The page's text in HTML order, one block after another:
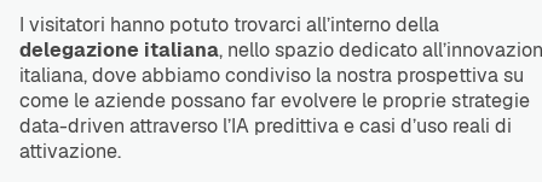
I visitatori hanno potuto trovarci all’interno della
delegazione italiana, nello spazio dedicato
italiana, dove abbiamo condiviso la nostra prospettiva su
come le aziende possano far evolvere le proprie strategie
data-driven attraverso l’IA predittiva e casi d’uso reali di
attivazione.